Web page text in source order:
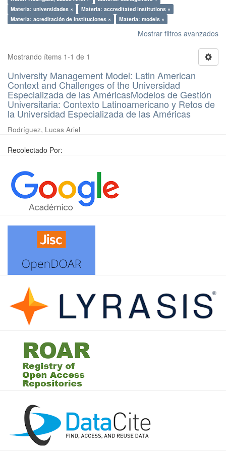
Materia: universidades ×
Materia: accreditated institutions ×
Materia: acreditación de instituciones ×
Materia: models ×
Mostrar filtros avanzados
Mostrando ítems 1-1 de 1
University Management Model: Latin American
Context and Challenges of the Universidad
Especializada de las AméricasModelos de Gestión
Universitaria: Contexto Latinoamericano y Retos de
la Universidad Especializada de las Américas
Rodríguez, Lucas Ariel
Recolectado Por: